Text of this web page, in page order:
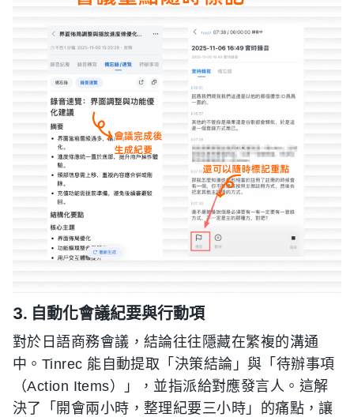
3. 自動化會議紀要與行動項
對於日語商務會議，結論往往隱藏在繁複的溝通
中。Tinrec 能自動提取「決策結論」與「待辦事項
（Action Items）」，並指派給對應發言人。這解
決了「開會兩小時，整理紀要三小時」的痛點，讓